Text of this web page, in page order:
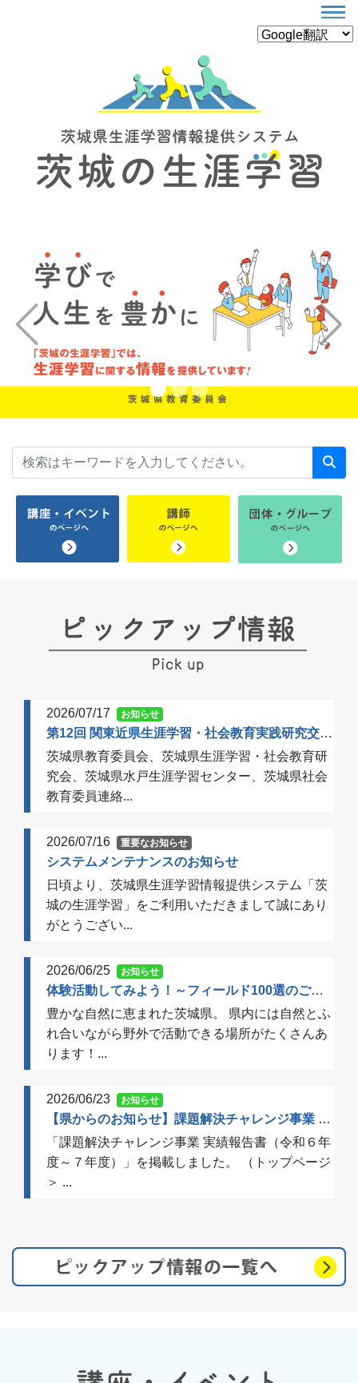
Previous Next
2026/07/17 お知らせ
第12回 関東近県生涯学習・社会教育実践研究交流会 開催のご案内（一次案内）
茨城県教育委員会、茨城県生涯学習・社会教育研
究会、茨城県水戸生涯学習センター、茨城県社会
教育委員連絡...
2026/07/16 重要なお知らせ
システムメンテナンスのお知らせ
日頃より、茨城県生涯学習情報提供システム「茨
城の生涯学習」をご利用いただきまして誠にあり
がとうござい...
2026/06/25 お知らせ
体験活動してみよう！～フィールド100選のご案内～
豊かな自然に恵まれた茨城県。 県内には自然とふ
れ合いながら野外で活動できる場所がたくさんあ
ります！...
2026/06/23 お知らせ
【県からのお知らせ】課題解決チャレンジ事業 実績報告書（令和６年度～７年度）を掲載しました
「課題解決チャレンジ事業 実績報告書（令和６年
度～７年度）」を掲載しました。 （トップページ
＞ ...